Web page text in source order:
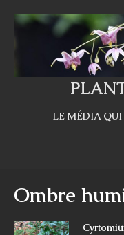
LE MÉDIA
Ombre